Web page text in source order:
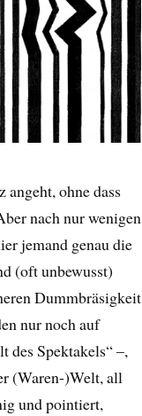
ohne dass
nach nur wenigen
jemand genau die
(oft unbewusst)
Dummbräsigkeit
nur noch auf
des Spektakels“ –,
(Waren-)Welt, all
und pointiert,